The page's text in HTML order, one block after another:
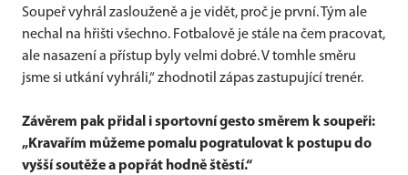
Soupeř vyhrál zaslouženě a je vidět, proč je první. Tým ale
nechal na hřišti všechno. Fotbalově je stále na čem pracovat,
ale nasazení a přístup byly velmi dobré. V tomhle směru
jsme si utkání vyhráli,“ zhodnotil zápas zastupující trenér.
Závěrem pak přidal i sportovní gesto směrem k soupeři:
„Kravařím můžeme pomalu pogratulovat k postupu do
vyšší soutěže a popřát hodně štěstí.“